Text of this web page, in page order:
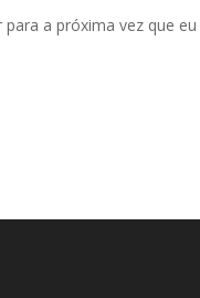
a próxima vez que